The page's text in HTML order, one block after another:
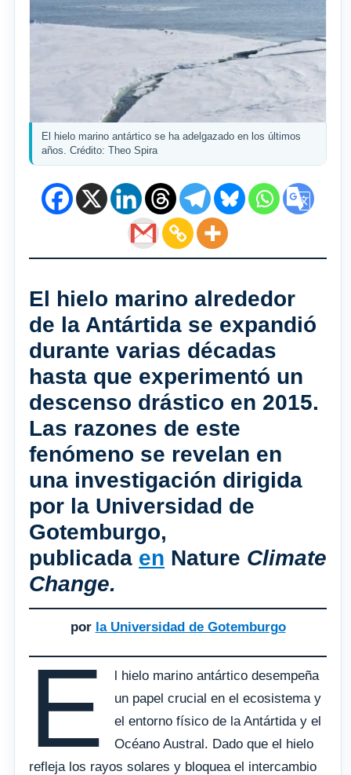
El hielo marino antártico se ha adelgazado en los últimos
años. Crédito: Theo Spira
El hielo marino alrededor
de la Antártida se expandió
durante varias décadas
hasta que experimentó un
descenso drástico en 2015.
Las razones de este
fenómeno se revelan en
una investigación dirigida
por la Universidad de
Gotemburgo,
publicada en Nature Climate
Change.
por la Universidad de Gotemburgo
E
l hielo marino antártico desempeña
un papel crucial en el ecosistema y
el entorno físico de la Antártida y el
Océano Austral. Dado que el hielo
refleja los rayos solares y bloquea el intercambio